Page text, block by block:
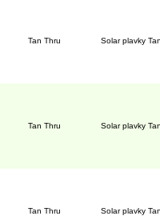
Tan Thru Solar plavky
Tan Thru Solar plavky
Tan Thru Solar plavky